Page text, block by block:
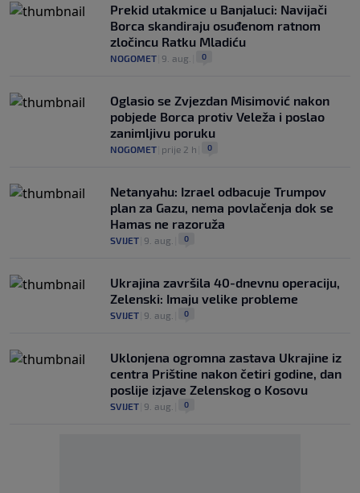
Prekid utakmice u Banjaluci: Navijači
Borca skandiraju osuđenom ratnom
zločincu Ratku Mladiću
NOGOMET 9. aug. 0
Oglasio se Zvjezdan Misimović nakon
pobjede Borca protiv Veleža i poslao
zanimljivu poruku
NOGOMET prije 2 h 0
Netanyahu: Izrael odbacuje Trumpov
plan za Gazu, nema povlačenja dok se
Hamas ne razoruža
SVIJET 9. aug. 0
Ukrajina završila 40-dnevnu operaciju,
Zelenski: Imaju velike probleme
SVIJET 9. aug. 0
Uklonjena ogromna zastava Ukrajine iz
centra Prištine nakon četiri godine, dan
poslije izjave Zelenskog o Kosovu
SVIJET 9. aug. 0